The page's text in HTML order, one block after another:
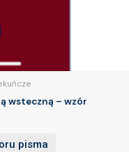
wsteczną – wzór
pisma